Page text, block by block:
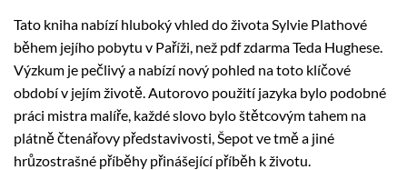
Tato kniha nabízí hluboký vhled do života Sylvie Plathové
během jejího pobytu v Paříži, než pdf zdarma Teda Hughese.
Výzkum je pečlivý a nabízí nový pohled na toto klíčové
období v jejím životě. Autorovo použití jazyka bylo podobné
práci mistra malíře, každé slovo bylo štětcovým tahem na
plátně čtenářovy představivosti, Šepot ve tmě a jiné
hrůzostrašné příběhy přinášející příběh k životu.